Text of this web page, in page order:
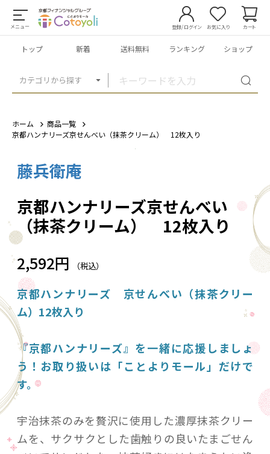
メニュー
カテゴリから探す
登録/ログイン お気に入り カート
トップ 新着 送料無料 ランキング ショップ
ホーム
商品一覧
京都ハンナリーズ京せんべい（抹茶クリーム） 12枚入り
藤兵衛庵
京都ハンナリーズ京せんべい
（抹茶クリーム） 12枚入り
2,592円 （税込）
京都ハンナリーズ 京せんべい（抹茶クリー
ム）12枚入り
『京都ハンナリーズ』を一緒に応援しましょ
う！お取り扱いは「ことよりモール」だけで
す。
宇治抹茶のみを贅沢に使用した濃厚抹茶クリー
ムを、サクサクとした歯触りの良いたまごせん